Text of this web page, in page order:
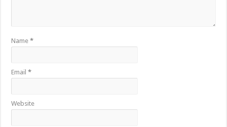
Name*
Email*
Website